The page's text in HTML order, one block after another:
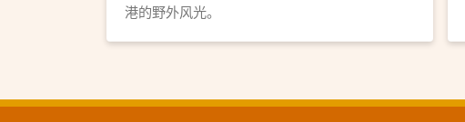
港的野外风光。